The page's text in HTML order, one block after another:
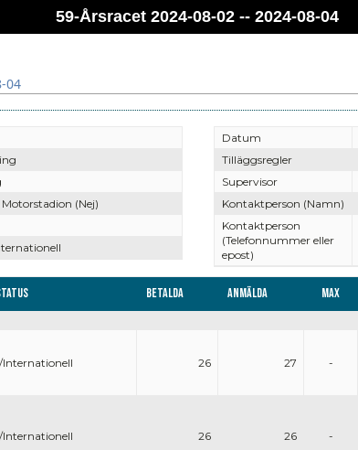
59-Årsracet 2024-08-02 -- 2024-08-04
04
(Nej)
Datum
Tilläggsregler
Supervisor
Kontaktperson (Namn)
Kontaktperson
(Telefonnummer eller
epost)
Betalda Anmälda Max
Internationell 26 27 -
Internationell 26 26 -